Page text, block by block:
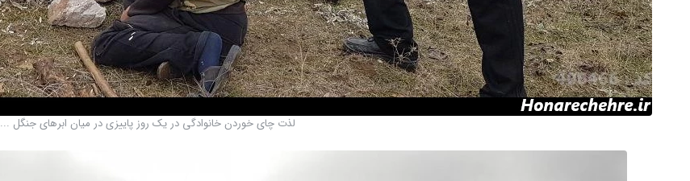
لذت چای خوردن خانوادگی در یک روز پاییزی در میان ابرهای جنگل ...